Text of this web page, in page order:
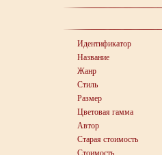
Идентификатор
Название
Жанр
Стиль
Размер
Цветовая гамма
Автор
Старая стоимость
Стоимость